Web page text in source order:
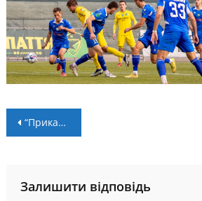
Навігація
“Прикарпаття” – “Поділля” – 2:0. Огляд матчу
Залишити відповідь